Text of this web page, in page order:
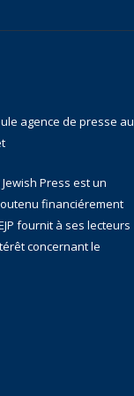
agence de presse au
Press est un
financiérement
fournit à ses lecteurs
concernant le